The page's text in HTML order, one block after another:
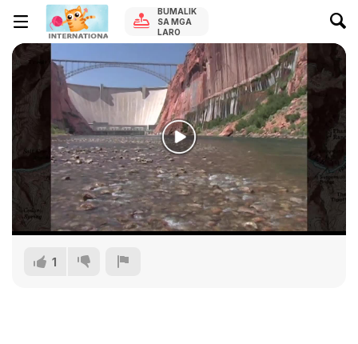
BUMALIK
SA MGA
LARO
1